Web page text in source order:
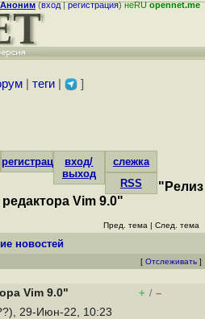
Аноним(вход|регистрация)неRUopennet.me
| теги| ]
регистрациявход/
выход
слежка
RSS
"Релиз
редактора Vim 9.0"
Пред. тема | След. тема
новостей
[ Отслеживать ]
Vim 9.0" + / –
29-Июн-22, 10:23